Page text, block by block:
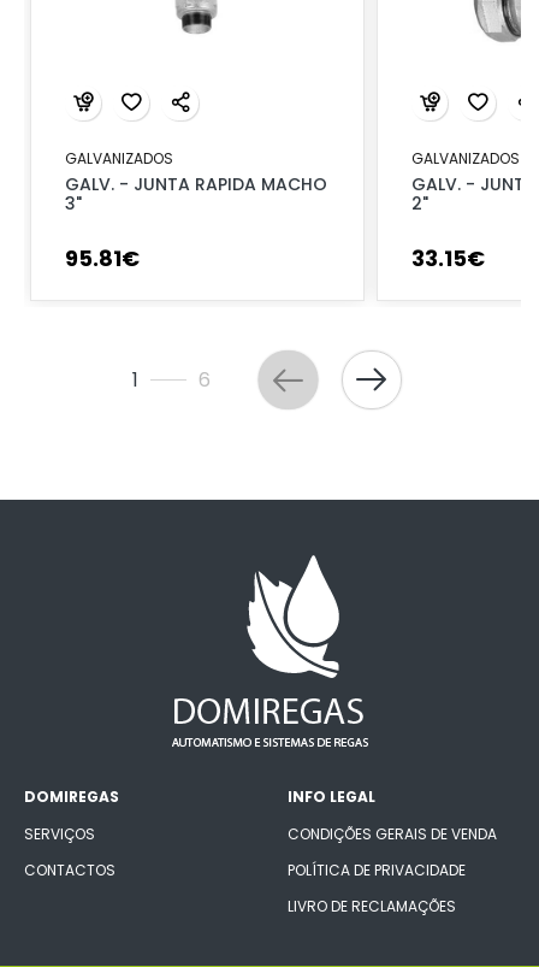
GALVANIZADOS
GALV. - JUNTA RAPIDA MACHO
3"
95.81€
GALVANIZADOS
GALV. - JUNTA
2"
33.15€
1 6
DOMIREGAS
SERVIÇOS
CONTACTOS
INFO LEGAL
CONDIÇÕES GERAIS DE VENDA
POLÍTICA DE PRIVACIDADE
LIVRO DE RECLAMAÇÕES